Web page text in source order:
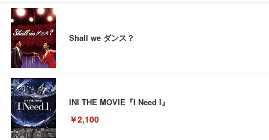
Shall we ダンス？
INI THE MOVIE『I Need I』
￥2,100